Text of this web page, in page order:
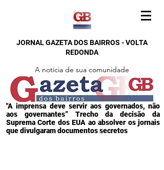
JORNAL GAZETA DOS BAIRROS - VOLTA
REDONDA
A notícia de sua comunidade
"A imprensa deve servir aos governados, não
aos governantes” Trecho da decisão da
Suprema Corte dos EUA ao absolver os jornais
que divulgaram documentos secretos